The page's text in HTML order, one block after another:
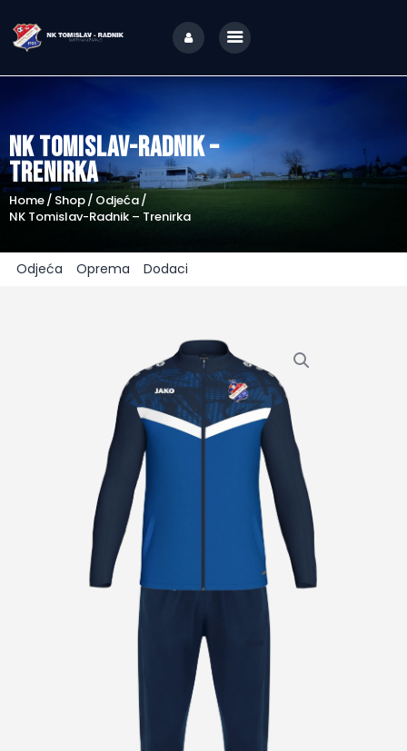
NK Tomislav-Radnik –
Trenirka
Home Shop
Odjeća
NK Tomislav-Radnik – Trenirka
Odjeća Oprema Dodaci
Home
O nama
Utakmice
Škola nogometa
Novosti